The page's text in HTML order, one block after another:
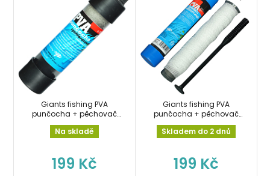
Giants fishing PVA
punčocha + pěchovač
Compact System Fast
Melt 25mm/8m
Na skladě
199 Kč
Giants fishing PVA
punčocha + pěchovač
System Micromesh
25mm/8m
Skladem do 2 dnů
199 Kč